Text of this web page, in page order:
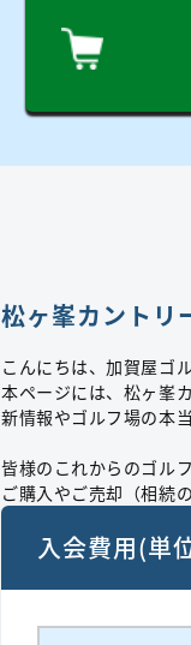
松ヶ峯カントリ
こんにちは、加賀屋ゴ
本ページには、松ヶ峯
新情報やゴルフ場の本
皆様のこれからのゴル
ご購入やご売却（相続
入会費用(単